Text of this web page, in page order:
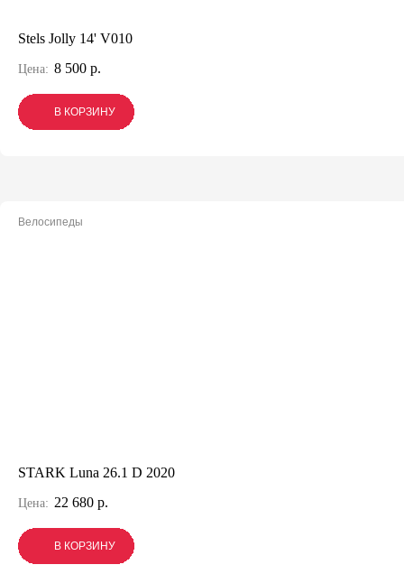
Stels Jolly 14' V010
Цена: 8 500 р.
В КОРЗИНУ
В КОРЗИНУ
В КОРЗИНУ
Велосипеды
STARK Luna 26.1 D 2020
Цена: 22 680 р.
В КОРЗИНУ
В КОРЗИНУ
В КОРЗИНУ